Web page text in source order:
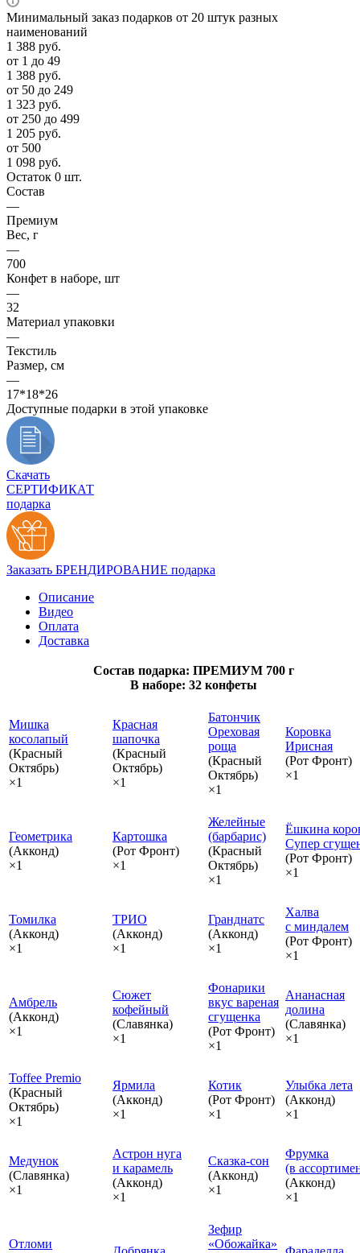
Минимальный заказ подарков от 20 штук разных
наименований
1 388 руб.
от 1 до 49
1 388 руб.
от 50 до 249
1 323 руб.
от 250 до 499
1 205 руб.
от 500
1 098 руб.
Остаток 0 шт.
Состав
—
Премиум
Вес, г
—
700
Конфет в наборе, шт
—
32
Материал упаковки
—
Текстиль
Размер, см
—
17*18*26
Доступные подарки в этой упаковке
Скачать
СЕРТИФИКАТ
подарка
Заказать БРЕНДИРОВАНИЕ подарка
Описание
Видео
Оплата
Доставка
Состав подарка: ПРЕМИУМ 700 г
В наборе: 32 конфеты
Мишка
косолапый
(Красный
Октябрь)
×1
Красная
шапочка
(Красный
Октябрь)
×1
Батончик
Ореховая
роща
(Красный
Октябрь)
×1
Коровка
Ирисная
(Рот Фронт)
×1
Геометрика
(Акконд)
×1
Картошка
(Рот Фронт)
×1
Желейные
(барбарис)
(Красный
Октябрь)
×1
Ёшкина
Супер
(Рот Фронт)
×1
Томилка
(Акконд)
×1
ТРИО
(Акконд)
×1
Гранднатс
(Акконд)
×1
Халва
с миндалем
(Рот Фронт)
×1
Амбрель
(Акконд)
×1
Сюжет
кофейный
(Славянка)
×1
Фонарики
вкус вареная
сгущенка
(Рот Фронт)
×1
Ананасная
долина
(Славянка)
×1
Toffee Premio
(Красный
Октябрь)
×1
Ярмила
(Акконд)
×1
Котик
(Рот Фронт)
×1
Улыбка лета
(Акконд)
×1
Медунок
(Славянка)
×1
Астрон нуга
и карамель
(Акконд)
×1
Сказка‑сон
(Акконд)
×1
Фрумка
(в
(Акконд)
×1
Отломи
Зефир
«Обожайка»